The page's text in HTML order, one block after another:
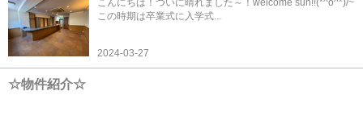
こんにちは！ついに晴れました～！welcome sun!!(*^o^*)/~
この時期は卒業式に入学式...
2024-03-27
☆物件紹介☆